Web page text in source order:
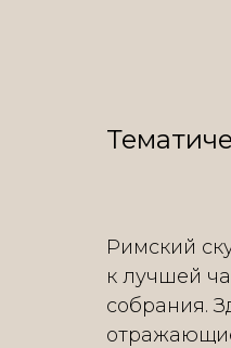
Римский
к лучшей
собрания.